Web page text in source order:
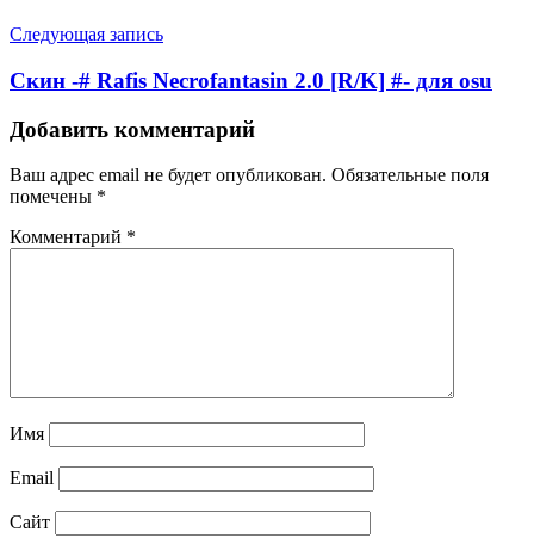
Следующая запись
Скин -# Rafis Necrofantasin 2.0 [R/K] #- для osu
Добавить комментарий
Ваш адрес email не будет опубликован. Обязательные поля
помечены *
Комментарий *
Имя
Email
Сайт